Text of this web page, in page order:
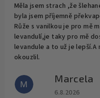
Měla jsem strach ,že
byla jsem příjemně
Růže s vanilkou je pro mě
levandulí,je taky pro mě
levandule a to už je
okouzlil.
M
Marcela
Hodnocení
6.8.2026